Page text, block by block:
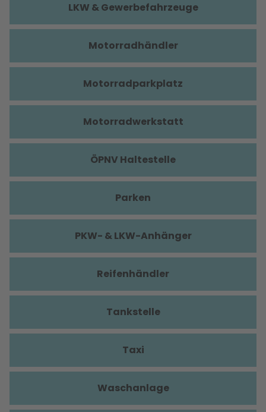
LKW & Gewerbefahrzeuge
Motorradhändler
Motorradparkplatz
Motorradwerkstatt
ÖPNV Haltestelle
Parken
PKW- & LKW-Anhänger
Reifenhändler
Tankstelle
Taxi
Waschanlage